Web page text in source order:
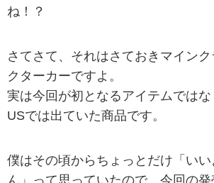
ね！？
さてさて、それはさておきマイン
クターカーですよ。
実は今回が初となるアイテムでは
USでは出ていた商品です。
僕はその頃からちょっとだけ「いい